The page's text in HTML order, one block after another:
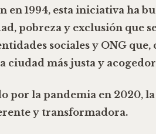
en 1994, esta iniciativa ha
pobreza y exclusión que
sociales y ONG que,
más justa y
por la pandemia en 2020,
y transformadora.